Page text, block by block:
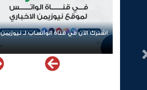
التالى
اشترك الآن في قناة الواتساب لـ نيوزيمن